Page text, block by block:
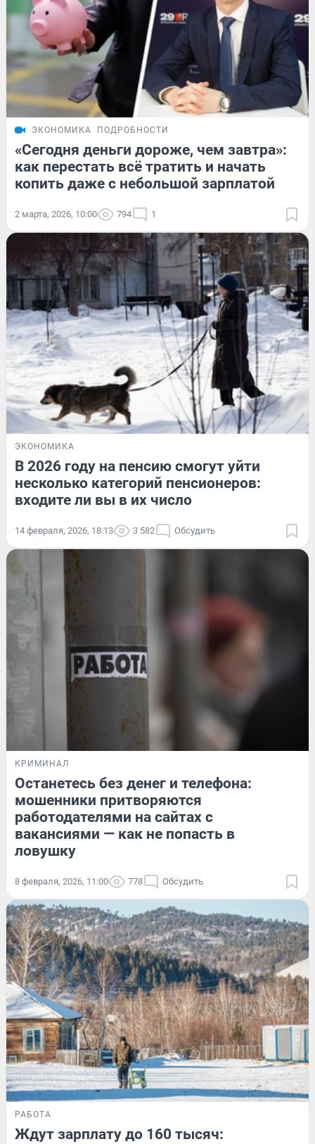
ЭКОНОМИКА ПОДРОБНОСТИ
«Сегодня деньги дороже, чем завтра»:
как перестать всё тратить и начать
копить даже с небольшой зарплатой
2 марта, 2026, 10:00 794 1
ЭКОНОМИКА
В 2026 году на пенсию смогут уйти
несколько категорий пенсионеров:
входите ли вы в их число
14 февраля, 2026, 18:13 3 582 Обсудить
КРИМИНАЛ
Останетесь без денег и телефона:
мошенники притворяются
работодателями на сайтах с
вакансиями — как не попасть в
ловушку
8 февраля, 2026, 11:00 778 Обсудить
РАБОТА
Ждут зарплату до 160 тысяч: